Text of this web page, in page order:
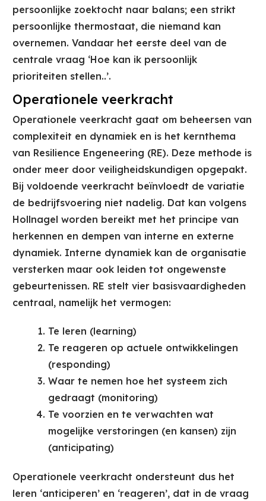
persoonlijke zoektocht naar balans; een strikt
persoonlijke thermostaat, die niemand kan
overnemen. Vandaar het eerste deel van de
centrale vraag ‘Hoe kan ik persoonlijk
prioriteiten stellen..’.
Operationele veerkracht
Operationele veerkracht gaat om beheersen van
complexiteit en dynamiek en is het kernthema
van Resilience Engeneering (RE). Deze methode is
onder meer door veiligheidskundigen opgepakt.
Bij voldoende veerkracht beïnvloedt de variatie
de bedrijfsvoering niet nadelig. Dat kan volgens
Hollnagel worden bereikt met het principe van
herkennen en dempen van interne en externe
dynamiek. Interne dynamiek kan de organisatie
versterken maar ook leiden tot ongewenste
gebeurtenissen. RE stelt vier basisvaardigheden
centraal, namelijk het vermogen:
Te leren (learning)
Te reageren op actuele ontwikkelingen
(responding)
Waar te nemen hoe het systeem zich
gedraagt (monitoring)
Te voorzien en te verwachten wat
mogelijke verstoringen (en kansen) zijn
(anticipating)
Operationele veerkracht ondersteunt dus het
leren ‘anticiperen’ en ‘reageren’, dat in de vraag